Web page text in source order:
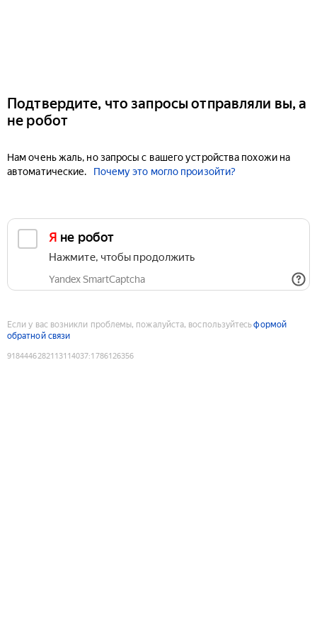
Подтвердите, что запросы отправляли вы, а
не робот
Нам очень жаль, но запросы с вашего устройства похожи на
автоматические.
Почему это могло произойти?
Я не робот
Нажмите, чтобы продолжить
Yandex SmartCaptcha
Если у вас возникли проблемы, пожалуйста, воспользуйтесьформой
обратной связи
9184446282113114037:1786126356